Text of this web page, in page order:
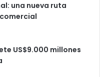
una nueva ruta
US$9.000 millones